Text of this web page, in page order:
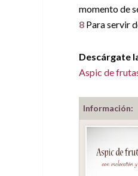
momento de
8 Para servir
Descárgate
Aspic de
Información: